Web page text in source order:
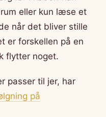
eller kun læse et
når det bliver stille
er forskellen på en
flytter noget.
passer til jer, har
på